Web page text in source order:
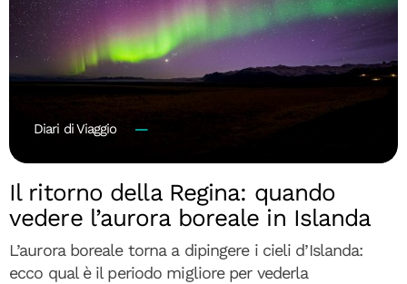
Diari di Viaggio
Il ritorno della Regina: quando
vedere l’aurora boreale in Islanda
L’aurora boreale torna a dipingere i cieli d’Islanda:
ecco qual è il periodo migliore per vederla